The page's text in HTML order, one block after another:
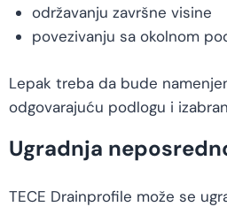
održavanju završne visine
povezivanju sa okolnom
Lepak treba da bude
odgovarajuću podlogu i
Ugradnja
TECE Drainprofile može se